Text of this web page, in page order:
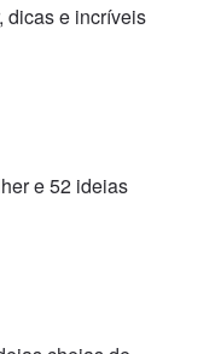
dicas e incríveis
e 52 ideias